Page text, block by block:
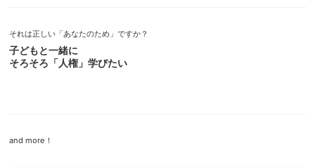
それは正しい「あなたのため」ですか？
子どもと一緒に
そろそろ「人権」学びたい
and more！